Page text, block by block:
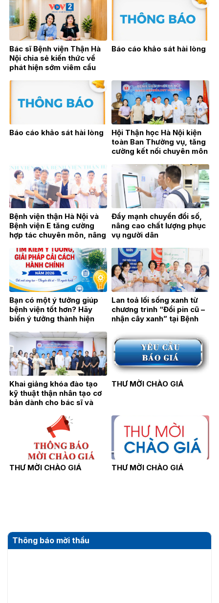
hành lâm sàng
triển bền vững
Bác sĩ Bệnh viện Thận Hà
Nội chia sẻ kiến thức về
phát hiện sớm viêm cầu
trực tiếp VOV2
Báo cáo khảo sát hài lòng
Báo cáo khảo sát hài lòng
Hội Thận học Hà Nội kiện
toàn Ban Thường vụ, tăng
cường kết nối chuyên môn
chuyên ngành Thận học
Bệnh viện thận Hà Nội và
Bệnh viện E tăng cường
hợp tác chuyên môn, nâng
chữa bệnh
Đẩy mạnh chuyển đổi số,
nâng cao chất lượng phục
vụ người dân
Bạn có một ý tưởng giúp
bệnh viện tốt hơn? Hãy
biến ý tưởng thành hiện
Lan toả lối sống xanh từ
chương trình “Đổi pin cũ –
nhận cây xanh” tại Bệnh
Khai giảng khóa đào tạo
kỹ thuật thận nhân tạo cơ
bản dành cho bác sĩ và
THƯ MỜI CHÀO GIÁ
THƯ MỜI CHÀO GIÁ THƯ MỜI CHÀO GIÁ
Thông báo mời thầu